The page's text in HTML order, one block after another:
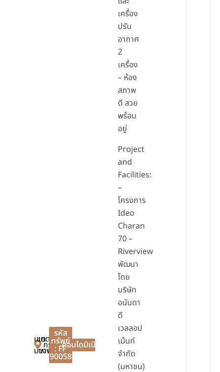
เขต
บางพลัด
เขต
บางพลัด
กรุงเทพมหานคร
รหัส
ทรัพย์
: FF
90058
คอนโดมิเนียม
เครื่อง
ปรับ
อากาศ
2
เครื่อง
– ห้อง
สภาพ
ดี สวย
พร้อม
อยู่
Project
and
Facilities:
–
โครงการ
Ideo
Charan
70 –
Riverview
พัฒนา
โดย
บริษัท
อนันดา
ดี
เวลลอป
เม้นท์
จำกัด
(มหาชน)